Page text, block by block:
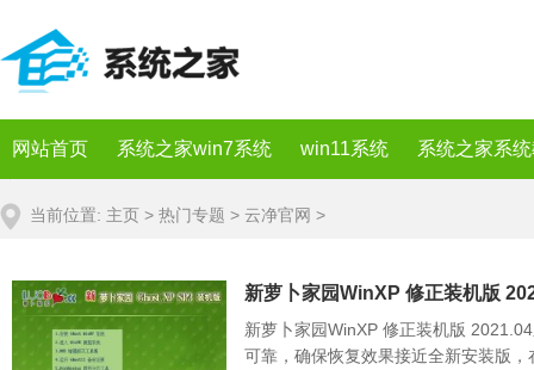
网站首页 系统之家win7系统 win11系统 系统之家系
当前位置: 主页 > 热门专题 > 云净官网 >
新萝卜家园WinXP 修正装机版
新萝卜家园WinXP 修正装机版
可靠，确保恢复效果接近全新安装版